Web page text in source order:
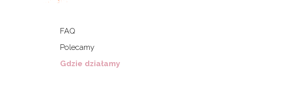
FAQ
Polecamy
Gdzie działamy